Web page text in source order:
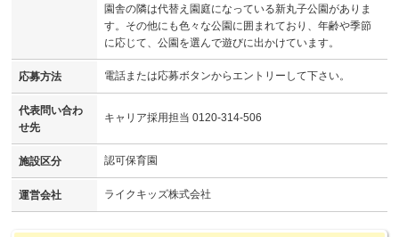
園舎の隣は代替え園庭になっている新丸子公園がありま
す。その他にも色々な公園に囲まれており、年齢や季節
に応じて、公園を選んで遊びに出かけています。
応募方法 電話または応募ボタンからエントリーして下さい。
代表問い合わ
せ先
キャリア採用担当 0120-314-506
施設区分 認可保育園
運営会社 ライクキッズ株式会社